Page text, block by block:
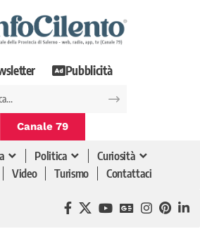
Pubblicità
Canale 79
Politica
Curiosità
Video Turismo Contattaci